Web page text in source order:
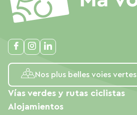
Nos plus belles voies vertes
Vías verdes y rutas ciclistas
Alojamientos